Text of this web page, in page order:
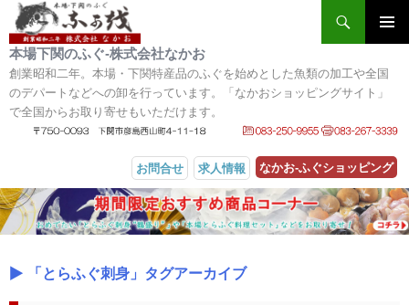
検索
本場下関のふぐ‐株式会社なかお
創業昭和二年。本場・下関特産品のふぐを始めとした魚類の加工や全国
のデパートなどへの卸を行っています。「なかおショッピングサイト」
で全国からお取り寄せもいただけます。
お問合せ 求人情報 なかお‐ふぐショッピング
ニュー
コンテンツへスキップ
「とらふぐ刺身」タグアーカイブ